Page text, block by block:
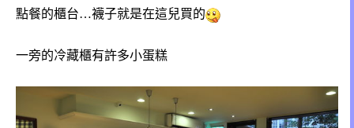
點餐的櫃台…襪子就是在這兒買的
一旁的冷藏櫃有許多小蛋糕